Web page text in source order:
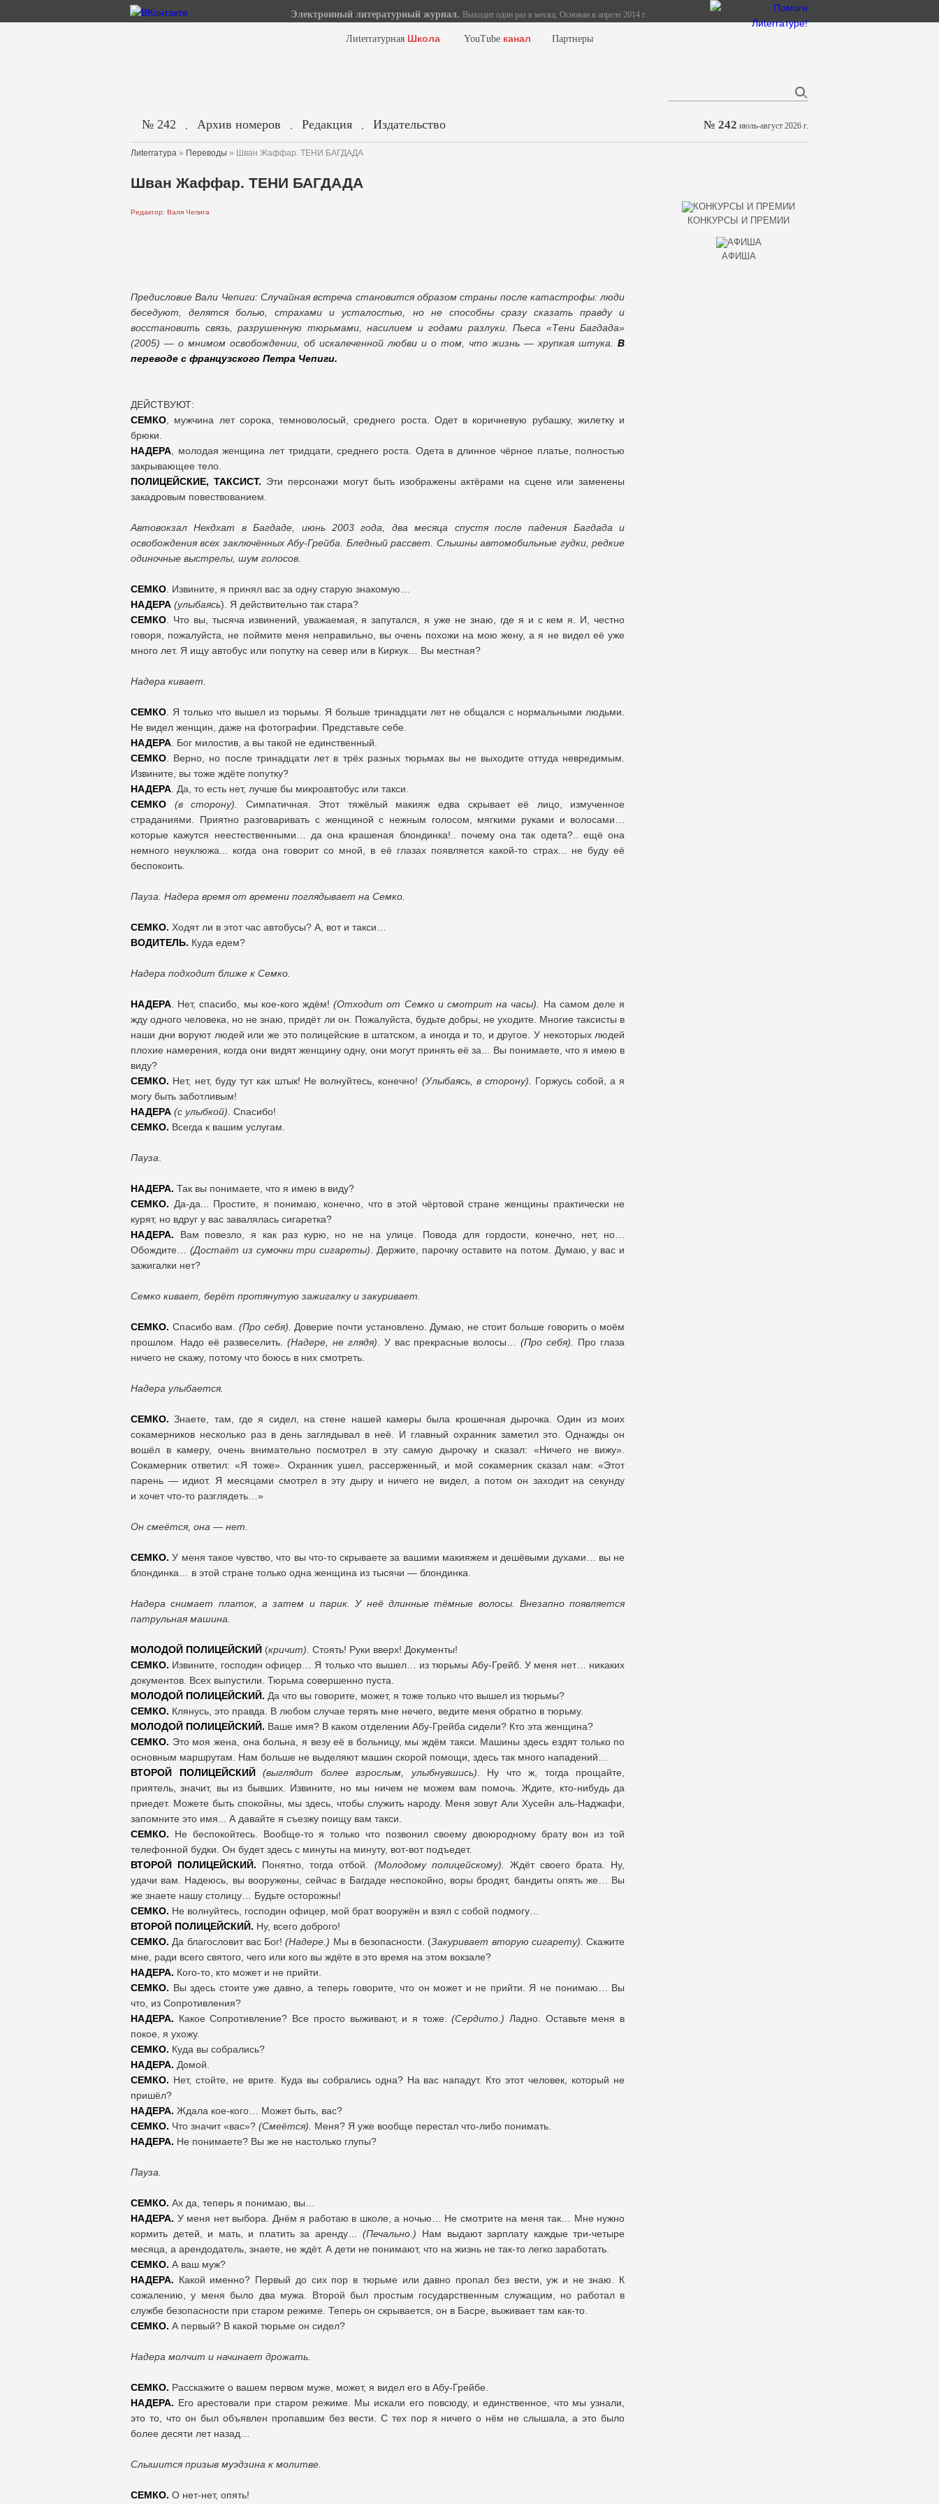
Электронный литературный журнал. Выходит один раз в месяц. Основан в апреле 2014 г.
Лиterraтурная Школа YouTube канал Партнеры
№ 242 . Архив номеров . Редакция . Издательство № 242 июль-август 2026 г.
Лиterraтура » Переводы » Шван Жаффар. ТЕНИ БАГДАДА
Шван Жаффар. ТЕНИ БАГДАДА
Редактор: Валя Чепига
Предисловие Вали Чепиги:Случайная встреча становится образом страны после катастрофы: люди
беседуют, делятся болью, страхами и усталостью, но не способны сразу сказать правду и
восстановить связь, разрушенную тюрьмами, насилием и годами разлуки. Пьеса «Тени Багдада»
(2005) — о мнимом освобождении, об искалеченной любви и о том, что жизнь — хрупкая штука.В
переводе с французского Петра Чепиги.
ДЕЙСТВУЮТ:
СЕМКО , мужчина лет сорока, темноволосый, среднего роста. Одет в коричневую рубашку, жилетку и
брюки.
НАДЕРА , молодая женщина лет тридцати, среднего роста. Одета в длинное чёрное платье, полностью
закрывающее тело.
ПОЛИЦЕЙСКИЕ, ТАКСИСТ. Эти персонажи могут быть изображены актёрами на сцене или заменены
закадровым повествованием.
Автовокзал Нехдхат в Багдаде, июнь 2003 года, два месяца спустя после падения Багдада и
освобождения всех заключённых Абу-Грейба. Бледный рассвет. Слышны автомобильные гудки, редкие
одиночные выстрелы, шум голосов.
СЕМКО . Извините, я принял вас за одну старую знакомую…
НАДЕРА (улыбаясь). Я действительно так стара?
СЕМКО . Что вы, тысяча извинений, уважаемая, я запутался, я уже не знаю, где я и с кем я. И, честно
говоря, пожалуйста, не поймите меня неправильно, вы очень похожи на мою жену, а я не видел её уже
много лет. Я ищу автобус или попутку на север или в Киркук… Вы местная?
Надера кивает.
СЕМКО . Я только что вышел из тюрьмы. Я больше тринадцати лет не общался с нормальными людьми.
Не видел женщин, даже на фотографии. Представьте себе.
НАДЕРА . Бог милостив, а вы такой не единственный.
СЕМКО . Верно, но после тринадцати лет в трёх разных тюрьмах вы не выходите оттуда невредимым.
Извините, вы тоже ждёте попутку?
НАДЕРА . Да, то есть нет, лучше бы микроавтобус или такси.
СЕМКО (в сторону).
Симпатичная. Этот тяжёлый макияж едва скрывает её лицо, измученное
страданиями. Приятно разговаривать с женщиной с нежным голосом, мягкими руками и волосами…
которые кажутся неестественными… да она крашеная блондинка!.. почему она так одета?.. ещё она
немного неуклюжа... когда она говорит со мной, в её глазах появляется какой-то страх... не буду её
беспокоить.
Пауза. Надера время от времени поглядывает на Семко.
СЕМКО. Ходят ли в этот час автобусы? А, вот и такси…
ВОДИТЕЛЬ. Куда едем?
Надера подходит ближе к Семко.
НАДЕРА . Нет, спасибо, мы кое-кого ждём!(Отходит от Семко и смотрит на часы).
На самом деле я
жду одного человека, но не знаю, придёт ли он. Пожалуйста, будьте добры, не уходите. Многие таксисты в
наши дни воруют людей или же это полицейские в штатском, а иногда и то, и другое. У некоторых людей
плохие намерения, когда они видят женщину одну, они могут принять её за... Вы понимаете, что я имею в
виду?
СЕМКО. Нет, нет, буду тут как штык! Не волнуйтесь, конечно! (Улыбаясь, в сторону).
Горжусь собой, а я
могу быть заботливым!
НАДЕРА (с улыбкой) . Спасибо!
СЕМКО. Всегда к вашим услугам.
Пауза
НАДЕРА. Так вы понимаете, что я имею в виду?
СЕМКО. Да-да... Простите, я понимаю, конечно, что в этой чёртовой стране женщины практически не
курят, но вдруг у вас завалялась сигаретка?
НАДЕРА. Вам повезло, я как раз курю, но не на улице. Повода для гордости, конечно, нет, но…
Обождите… (Достаёт из сумочки три сигареты) . Держите, парочку оставите на потом. Думаю, у вас и
зажигалки нет?
Семко кивает, берёт протянутую зажигалку и закуривает.
СЕМКО. Спасибо вам. (Про себя).
Доверие почти установлено. Думаю, не стоит больше говорить о моём
прошлом. Надо её развеселить. (Надере, не глядя) . У вас прекрасные волосы…(Про себя).
Про глаза
ничего не скажу, потому что боюсь в них смотреть.
Надера улыбается.
СЕМКО. Знаете, там, где я сидел, на стене нашей камеры была крошечная дырочка. Один из моих
сокамерников несколько раз в день заглядывал в неё. И главный охранник заметил это. Однажды он
вошёл в камеру, очень внимательно посмотрел в эту самую дырочку и сказал: «Ничего не вижу».
Сокамерник ответил: «Я тоже». Охранник ушел, рассерженный, и мой сокамерник сказал нам: «Этот
парень — идиот. Я месяцами смотрел в эту дыру и ничего не видел, а потом он заходит на секунду
и хочет что-то разглядеть…»
Он смеётся, она — нет.
СЕМКО. У меня такое чувство, что вы что-то скрываете за вашими макияжем и дешёвыми духами… вы не
блондинка… в этой стране только одна женщина из тысячи — блондинка.
Надера снимает платок, а затем и парик. У неё длинные тёмные волосы. Внезапно появляется
патрульная машина.
МОЛОДОЙ ПОЛИЦЕЙСКИЙ (кричит). Стоять! Руки вверх! Документы!
СЕМКО. Извините, господин офицер… Я только что вышел… из тюрьмы Абу-Грейб. У меня нет… никаких
документов. Всех выпустили. Тюрьма совершенно пуста.
МОЛОДОЙ ПОЛИЦЕЙСКИЙ. Да что вы говорите, может, я тоже только что вышел из тюрьмы?
СЕМКО. Клянусь, это правда. В любом случае терять мне нечего, ведите меня обратно в тюрьму.
МОЛОДОЙ ПОЛИЦЕЙСКИЙ. Ваше имя? В каком отделении Абу-Грейба сидели? Кто эта женщина?
СЕМКО. Это моя жена, она больна, я везу её в больницу, мы ждём такси. Машины здесь ездят только по
основным маршрутам. Нам больше не выделяют машин скорой помощи, здесь так много нападений…
ВТОРОЙ ПОЛИЦЕЙСКИЙ
(выглядит более взрослым, улыбнувшись) . Ну что ж, тогда прощайте,
приятель, значит, вы из бывших. Извините, но мы ничем не можем вам помочь. Ждите, кто-нибудь да
приедет. Можете быть спокойны, мы здесь, чтобы служить народу. Меня зовут Али Хусейн аль-Наджафи,
запомните это имя... А давайте я съезжу поищу вам такси.
СЕМКО. Не беспокойтесь. Вообще-то я только что позвонил своему двоюродному брату вон из той
телефонной будки. Он будет здесь с минуты на минуту, вот-вот подъедет.
ВТОРОЙ ПОЛИЦЕЙСКИЙ. Понятно, тогда отбой. (Молодому полицейскому).
Ждёт своего брата. Ну,
удачи вам. Надеюсь, вы вооружены, сейчас в Багдаде неспокойно, воры бродят, бандиты опять же… Вы
же знаете нашу столицу… Будьте осторожны!
СЕМКО. Не волнуйтесь, господин офицер, мой брат вооружён и взял с собой подмогу…
ВТОРОЙ ПОЛИЦЕЙСКИЙ. Ну, всего доброго!
СЕМКО. Да благословит вас Бог!(Надере.) Мы в безопасности. (Закуривает вторую сигарету). Скажите
мне, ради всего святого, чего или кого вы ждёте в это время на этом вокзале?
НАДЕРА. Кого-то, кто может и не прийти.
СЕМКО. Вы здесь стоите уже давно, а теперь говорите, что он может и не прийти. Я не понимаю… Вы
что, из Сопротивления?
НАДЕРА. Какое Сопротивление? Все просто выживают, и я тоже.(Сердито.) Ладно. Оставьте меня в
покое, я ухожу.
СЕМКО. Куда вы собрались?
НАДЕРА. Домой.
СЕМКО. Нет, стойте, не врите. Куда вы собрались одна? На вас нападут. Кто этот человек, который не
пришёл?
НАДЕРА. Ждала кое-кого… Может быть, вас?
СЕМКО. Что значит «вас»? (Смеётся).
Меня? Я уже вообще перестал что-либо понимать.
НАДЕРА. Не понимаете? Вы же не настолько глупы?
Пауза.
СЕМКО. Ах да, теперь я понимаю, вы…
НАДЕРА. У меня нет выбора. Днём я работаю в школе, а ночью… Не смотрите на меня так… Мне нужно
кормить детей, и мать, и платить за аренду…(Печально.) Нам выдают зарплату каждые три-четыре
месяца, а арендодатель, знаете, не ждёт. А дети не понимают, что на жизнь не так-то легко заработать.
СЕМКО. А ваш муж?
НАДЕРА. Какой именно? Первый до сих пор в тюрьме или давно пропал без вести, уж и не знаю. К
сожалению, у меня было два мужа. Второй был простым государственным служащим, но работал в
службе безопасности при старом режиме. Теперь он скрывается, он в Басре, выживает там как-то.
СЕМКО. А первый? В какой тюрьме он сидел?
Надера молчит и начинает дрожать.
СЕМКО. Расскажите о вашем первом муже, может, я видел его в Абу-Грейбе.
НАДЕРА. Его арестовали при старом режиме. Мы искали его повсюду, и единственное, что мы узнали,
это то, что он был объявлен пропавшим без вести. С тех пор я ничего о нём не слышала, а это было
более десяти лет назад…
Слышится призыв муэдзина к молитве.
СЕМКО. О нет-нет, опять!
КОНКУРСЫ И ПРЕМИИ
АФИША